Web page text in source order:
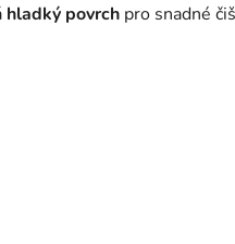
hladký povrch pro snadné